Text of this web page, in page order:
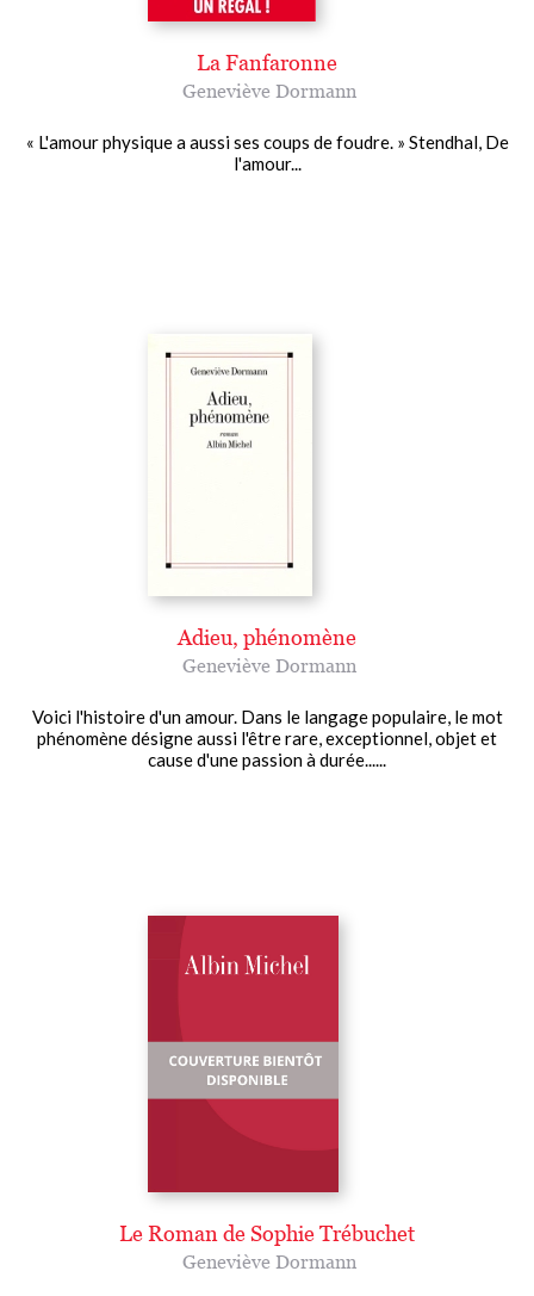
La Fanfaronne
Geneviève Dormann
« L'amour physique a aussi ses coups de foudre. » Stendhal, De
l'amour...
Adieu, phénomène
Geneviève Dormann
Voici l'histoire d'un amour. Dans le langage populaire, le mot
phénomène désigne aussi l'être rare, exceptionnel, objet et
cause d'une passion à durée......
Le Roman de Sophie Trébuchet
Geneviève Dormann